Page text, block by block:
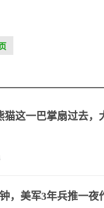
猫这一巴掌扇过去，
，美军3年兵推一夜